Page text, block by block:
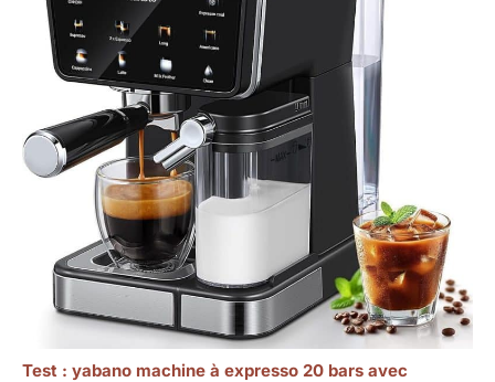
Test : yabano machine à expresso 20 bars avec